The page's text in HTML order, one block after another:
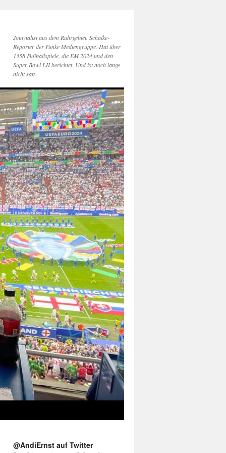
Journalist aus dem Ruhrgebiet. Schalke-
Reporter der Funke Mediengruppe. Hat über
1358 Fußballspiele, die EM 2024 und den
Super Bowl LII berichtet. Und ist noch lange
nicht satt.
@AndiErnst auf Twitter